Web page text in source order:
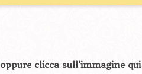
oppure clicca sull'immagine